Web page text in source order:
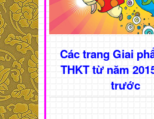
Các trang Giai
THKT từ năm
trước